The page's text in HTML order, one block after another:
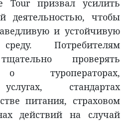
Tour призвал усилить
деятельностью, чтобы
и устойчивую
Потребителям
проверять
туроператорах,
стандартах
питания, страховом
действий на случай